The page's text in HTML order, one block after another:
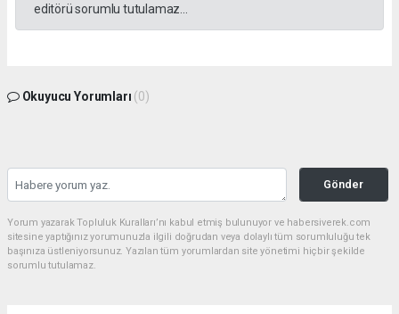
editörü sorumlu tutulamaz...
Okuyucu Yorumları (0)
Gönder
Yorum yazarak Topluluk Kuralları’nı kabul etmiş bulunuyor ve habersiverek.com
sitesine yaptığınız yorumunuzla ilgili doğrudan veya dolaylı tüm sorumluluğu tek
başınıza üstleniyorsunuz. Yazılan tüm yorumlardan site yönetimi hiçbir şekilde
sorumlu tutulamaz.